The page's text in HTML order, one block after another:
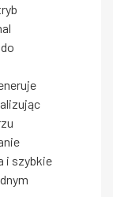
i szybkie